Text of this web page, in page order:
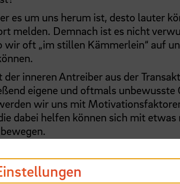
es um uns herum ist, desto lauter
melden. Demnach ist es nicht
oft „im stillen Kämmerlein“ auf
inneren Antreiber aus der
eigene und oftmals unbewusste
wir uns mit
dabei helfen können sich mit etwas